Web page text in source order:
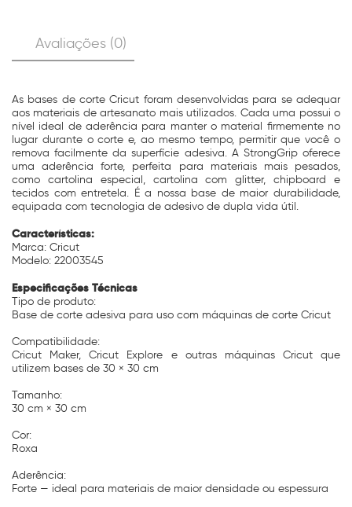
Avaliações (0)
As bases de corte Cricut foram desenvolvidas para se adequar
aos materiais de artesanato mais utilizados. Cada uma possui o
nível ideal de aderência para manter o material firmemente no
lugar durante o corte e, ao mesmo tempo, permitir que você o
remova facilmente da superfície adesiva. A StrongGrip oferece
uma aderência forte, perfeita para materiais mais pesados,
como cartolina especial, cartolina com glitter, chipboard e
tecidos com entretela. É a nossa base de maior durabilidade,
equipada com tecnologia de adesivo de dupla vida útil.
Características:
Marca: Cricut
Modelo: 22003545
Especificações Técnicas
Tipo de produto:
Base de corte adesiva para uso com máquinas de corte Cricut
Compatibilidade:
Cricut Maker, Cricut Explore e outras máquinas Cricut que
utilizem bases de 30 × 30 cm
Tamanho:
30 cm × 30 cm
Cor:
Roxa
Aderência:
Forte — ideal para materiais de maior densidade ou espessura